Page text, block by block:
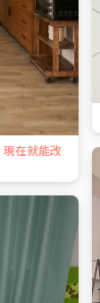
在就能改